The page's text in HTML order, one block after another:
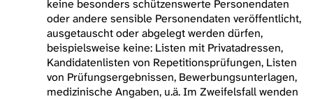
keine besonders schützenswerte Personendaten
oder andere sensible Personendaten veröffentlicht,
ausgetauscht oder abgelegt werden dürfen,
beispielsweise keine: Listen mit Privatadressen,
Kandidatenlisten von Repetitionsprüfungen, Listen
von Prüfungsergebnissen, Bewerbungsunterlagen,
medizinische Angaben, u.ä. Im Zweifelsfall wenden